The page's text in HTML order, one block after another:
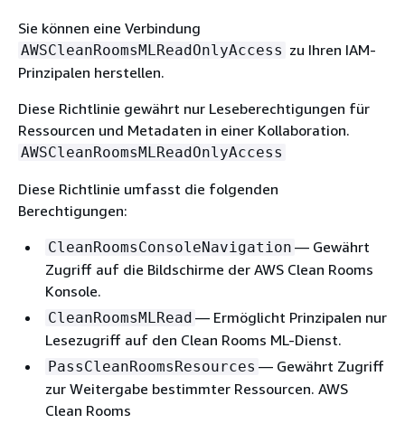
Sie können eine Verbindung
AWSCleanRoomsMLReadOnlyAccess zu Ihren IAM-
Prinzipalen herstellen.
Diese Richtlinie gewährt nur Leseberechtigungen für
Ressourcen und Metadaten in einer Kollaboration.
AWSCleanRoomsMLReadOnlyAccess
Diese Richtlinie umfasst die folgenden
Berechtigungen:
CleanRoomsConsoleNavigation — Gewährt
Zugriff auf die Bildschirme der AWS Clean Rooms
Konsole.
CleanRoomsMLRead — Ermöglicht Prinzipalen nur
Lesezugriff auf den Clean Rooms ML-Dienst.
PassCleanRoomsResources — Gewährt Zugriff
zur Weitergabe bestimmter Ressourcen. AWS
Clean Rooms